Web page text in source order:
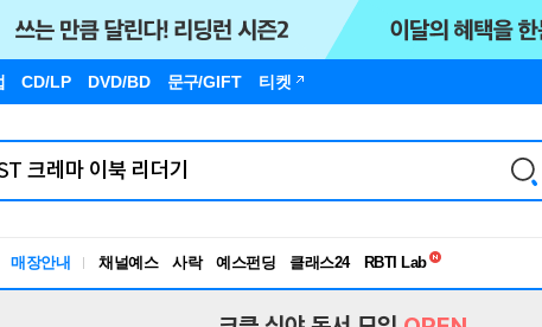
CD/LP DVD/BD 문구/GIFT 티켓
매장안내 채널예스 사락 예스펀딩 클래스24
독서유형검사